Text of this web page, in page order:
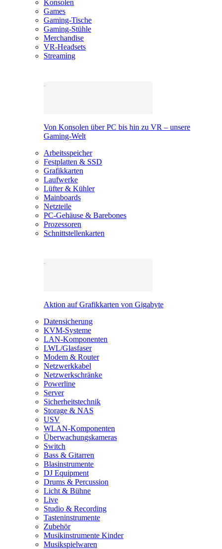
Konsolen
Games
Gaming-Tische
Gaming-Stühle
Merchandise
VR-Headsets
Streaming
Von Konsolen über PC bis hin zu VR – unsere
Gaming-Welt
Arbeitsspeicher
Festplatten & SSD
Grafikkarten
Laufwerke
Lüfter & Kühler
Mainboards
Netzteile
PC-Gehäuse & Barebones
Prozessoren
Schnittstellenkarten
Aktion auf Grafikkarten von Gigabyte
Datensicherung
KVM-Systeme
LAN-Komponenten
LWL/Glasfaser
Modem & Router
Netzwerkkabel
Netzwerkschränke
Powerline
Server
Sicherheitstechnik
Storage & NAS
USV
WLAN-Komponenten
Überwachungskameras
Switch
Bass & Gitarren
Blasinstrumente
DJ Equipment
Drums & Percussion
Licht & Bühne
Live
Studio & Recording
Tasteninstrumente
Zubehör
Musikinstrumente Kinder
Musikspielwaren